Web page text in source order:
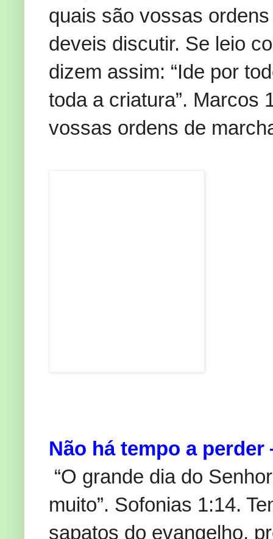
quais são vossas
deveis discutir. Se leio
dizem assim: “Ide por
toda a criatura”. Marcos
vossas ordens de
Não há tempo a
“O grande dia do
muito”. Sofonias 1:14.
sapatos do evangelho,